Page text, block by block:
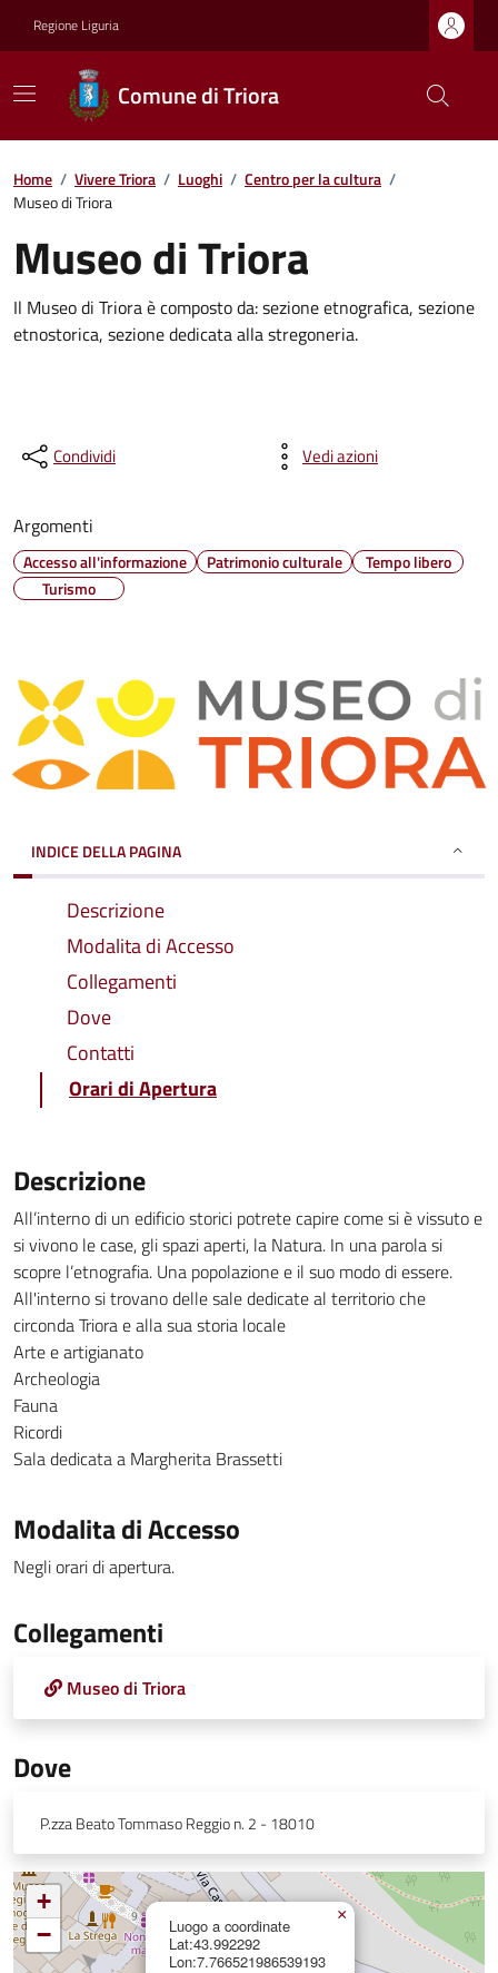
Regione Liguria
Comune di Triora
Home / Vivere Triora / Luoghi / Centro per la cultura /
Museo di Triora
Museo di Triora
Il Museo di Triora è composto da: sezione etnografica, sezione
etnostorica, sezione dedicata alla stregoneria.
Condividi Vedi azioni
Argomenti
Accesso all'informazione Patrimonio culturale
Tempo libero
Turismo
INDICE DELLA PAGINA
Descrizione
Modalita di Accesso
Collegamenti
Dove
Contatti
Orari di Apertura
Descrizione
All’interno di un edificio storici potrete capire come si è vissuto e
si vivono le case, gli spazi aperti, la Natura. In una parola si
scopre l’etnografia. Una popolazione e il suo modo di essere.
All'interno si trovano delle sale dedicate al territorio che
circonda Triora e alla sua storia locale
Arte e artigianato
Archeologia
Fauna
Ricordi
Sala dedicata a Margherita Brassetti
Modalita di Accesso
Negli orari di apertura.
Collegamenti
Museo di Triora
Dove
P.zza Beato Tommaso Reggio n. 2 - 18010
Luogo a coordinate
Lat:43.992292
Lon:7.766521986539193
×
+
−